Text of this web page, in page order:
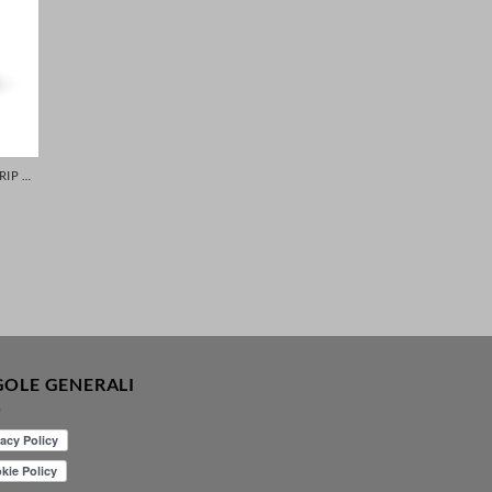
GENERALI